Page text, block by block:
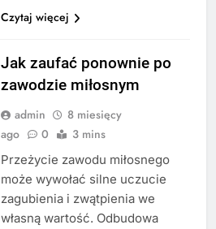
Czytaj więcej
Jak zaufać ponownie po
zawodzie miłosnym
admin
8 miesięcy
ago
0 3 mins
Przeżycie zawodu miłosnego
może wywołać silne uczucie
zagubienia i zwątpienia we
własną wartość. Odbudowa